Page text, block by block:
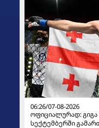
06:26/07-08-2026
ოფიციალურად: გიგა
სექტემბერში